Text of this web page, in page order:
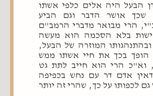
הבעל היה אלים כלפי אשתו
שכך אושר הדבר וגם הביע
הרי מבואר מדברי הרמב"ם
בלא הסכמה הוא מעשה
המוזרה של הבעל,
הופך בכך את חיי אשתו ממש
וא"כ הרי הוא חייב לתת גט
אדם דר עם נחש בכפיפה
לכפותו על כך, שהרי זה יותר